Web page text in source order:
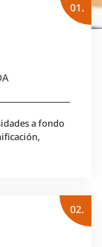
01.
a fondo
02.